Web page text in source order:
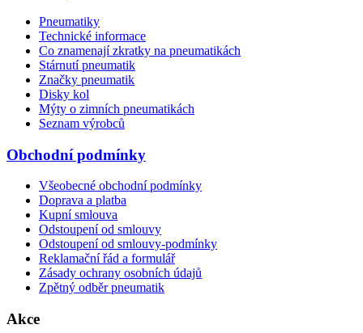
Pneumatiky
Technické informace
Co znamenají zkratky na pneumatikách
Stárnutí pneumatik
Značky pneumatik
Disky kol
Mýty o zimních pneumatikách
Seznam výrobců
Obchodní podmínky
Všeobecné obchodní podmínky
Doprava a platba
Kupní smlouva
Odstoupení od smlouvy
Odstoupení od smlouvy-podmínky
Reklamační řád a formulář
Zásady ochrany osobních údajů
Zpětný odběr pneumatik
Akce